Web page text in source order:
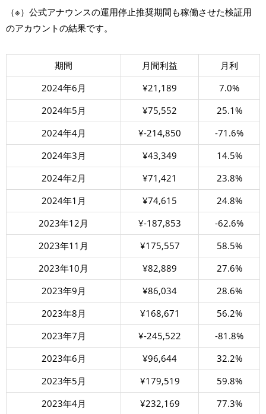
（※）公式アナウンスの運用停止推奨期間も稼働させた検証用
のアカウントの結果です。
期間 月間利益
月利
2024年6月
¥21,189
7.0%
2024年5月
¥75,552
25.1%
2024年4月
¥-214,850
-71.6%
2024年3月
¥43,349
14.5%
2024年2月
¥71,421
23.8%
2024年1月
¥74,615
24.8%
2023年12月
¥-187,853
-62.6%
2023年11月
¥175,557
58.5%
2023年10月
¥82,889
27.6%
2023年9月
¥86,034
28.6%
2023年8月
¥168,671
56.2%
2023年7月
¥-245,522
-81.8%
2023年6月
¥96,644
32.2%
2023年5月
¥179,519
59.8%
2023年4月
¥232,169
77.3%